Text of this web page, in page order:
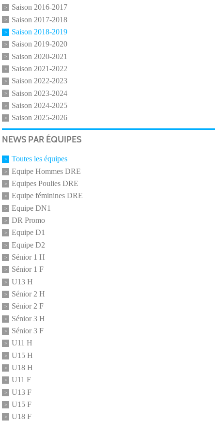
Saison 2016-2017
Saison 2017-2018
Saison 2018-2019
Saison 2019-2020
Saison 2020-2021
Saison 2021-2022
Saison 2022-2023
Saison 2023-2024
Saison 2024-2025
Saison 2025-2026
NEWS PAR ÉQUIPES
Toutes les équipes
Equipe Hommes DRE
Equipes Poulies DRE
Equipe féminines DRE
Equipe DN1
DR Promo
Equipe D1
Equipe D2
Sénior 1 H
Sénior 1 F
U13 H
Sénior 2 H
Sénior 2 F
Sénior 3 H
Sénior 3 F
U11 H
U15 H
U18 H
U11 F
U13 F
U15 F
U18 F